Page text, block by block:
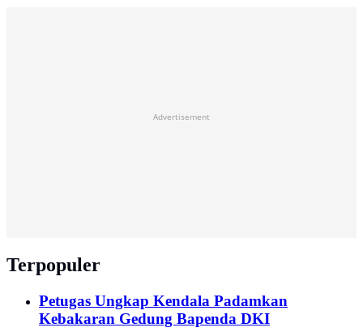
Advertisement
Terpopuler
Petugas Ungkap Kendala Padamkan
Kebakaran Gedung Bapenda DKI